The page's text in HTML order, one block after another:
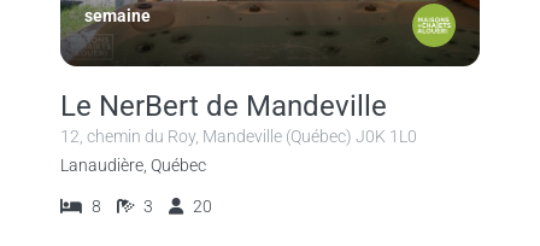
semaine
Le NerBert de Mandeville
12, chemin du Roy, Mandeville (Québec) J0K 1L0
Lanaudière, Québec
8 3 20